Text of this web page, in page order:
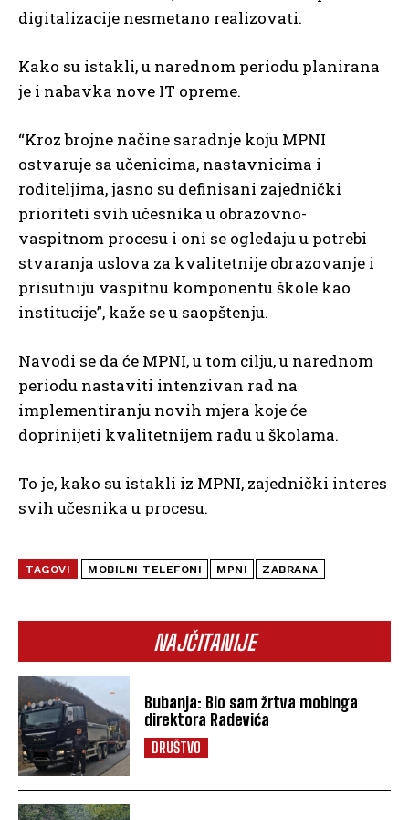
NAJČITANIJE
Bubanja: Bio sam žrtva mobinga
direktora Radevića
DRUŠTVO
digitalizacije nesmetano realizovati.
Kako su istakli, u narednom periodu planirana
je i nabavka nove IT opreme.
“Kroz brojne načine saradnje koju MPNI
ostvaruje sa učenicima, nastavnicima i
roditeljima, jasno su definisani zajednički
prioriteti svih učesnika u obrazovno-
vaspitnom procesu i oni se ogledaju u potrebi
stvaranja uslova za kvalitetnije obrazovanje i
prisutniju vaspitnu komponentu škole kao
institucije”, kaže se u saopštenju.
Navodi se da će MPNI, u tom cilju, u narednom
periodu nastaviti intenzivan rad na
implementiranju novih mjera koje će
doprinijeti kvalitetnijem radu u školama.
To je, kako su istakli iz MPNI, zajednički interes
svih učesnika u procesu.
TAGOVI MOBILNI TELEFONI MPNI ZABRANA